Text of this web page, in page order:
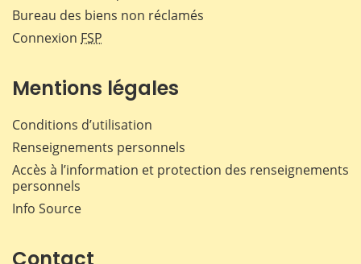
Bureau des biens non réclamés
Connexion FSP
Mentions légales
Conditions d’utilisation
Renseignements personnels
Accès à l’information et protection des renseignements
personnels
Info Source
Contact